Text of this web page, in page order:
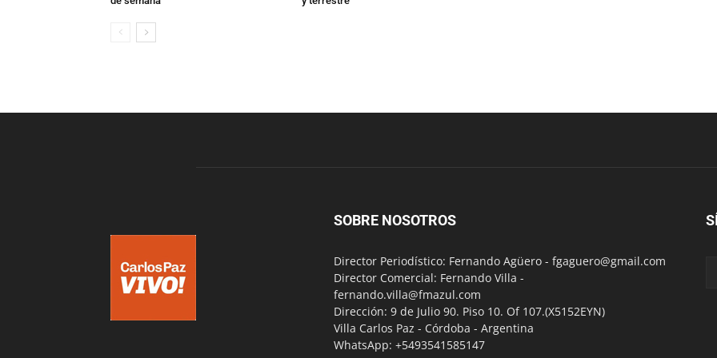
SOBRE NOSOTROS
Director Periodístico: Fernando Agüero - fgaguero@gmail.com
Director Comercial: Fernando Villa -
fernando.villa@fmazul.com
Dirección: 9 de Julio 90. Piso 10. Of 107.(X5152EYN)
Villa Carlos Paz - Córdoba - Argentina
WhatsApp: +5493541585147